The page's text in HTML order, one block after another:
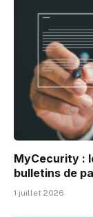
MyCecurity :
bulletins de
1 juillet 2026